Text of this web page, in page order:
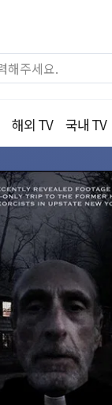
해외 TV 국내 TV